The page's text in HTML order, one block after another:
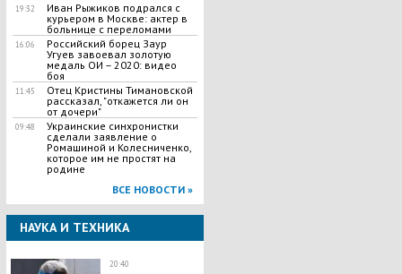
19:32
Иван Рыжиков подрался с
курьером в Москве: актер в
больнице с переломами
16:06
Российский борец Заур
Угуев завоевал золотую
медаль ОИ – 2020: видео
боя
11:45
Отец Кристины Тимановской
рассказал, "откажется ли он
от дочери"
09:48
Украинские синхронистки
сделали заявление о
Ромашиной и Колесниченко,
которое им не простят на
родине
ВСЕ НОВОСТИ »
НАУКА И ТЕХНИКА
20:40